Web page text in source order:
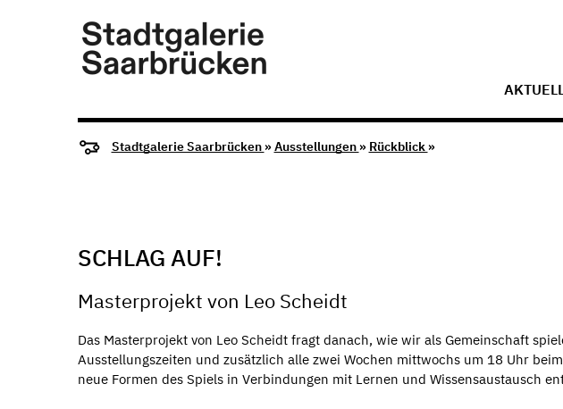
Stadtgalerie Saarbrücken »Ausstellungen » Rückblick »
SCHLAG AUF!
Masterprojekt von Leo Scheidt
Das Masterprojekt von Leo Scheidt fragt danach, wie wir als Gemeinschaft
Ausstellungszeiten und zusätzlich alle zwei Wochen mittwochs um 18 Uhr
neue Formen des Spiels in Verbindungen mit Lernen und Wissensaustausch